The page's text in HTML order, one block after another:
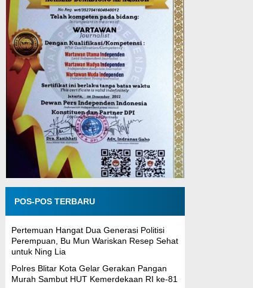
POS-POS TERBARU
Pertemuan Hangat Dua Generasi Politisi
Perempuan, Bu Mun Wariskan Resep Sehat
untuk Ning Lia
Polres Blitar Kota Gelar Gerakan Pangan
Murah Sambut HUT Kemerdekaan RI ke-81